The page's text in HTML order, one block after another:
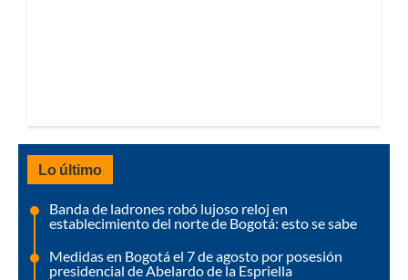
Lo último
Banda de ladrones robó lujoso reloj en
establecimiento del norte de Bogotá: esto se sabe
Medidas en Bogotá el 7 de agosto por posesión
presidencial de Abelardo de la Espriella